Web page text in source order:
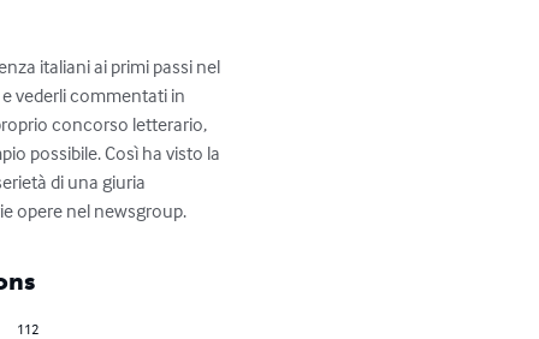
italiani ai primi passi nel
vederli commentati in
concorso letterario,
possibile. Così ha visto la
di una giuria
opere nel newsgroup.
112